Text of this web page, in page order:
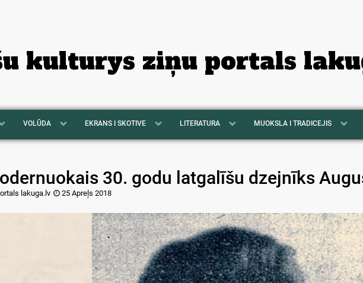
kulturys ziņu portals
VOLŪDA EKRANS I SKOTIVE LITERATURA MUOKSLA I TRADICEJIS
30. godu latgalīšu dzejnīks
lakuga.lv 25 Apreļs 2018